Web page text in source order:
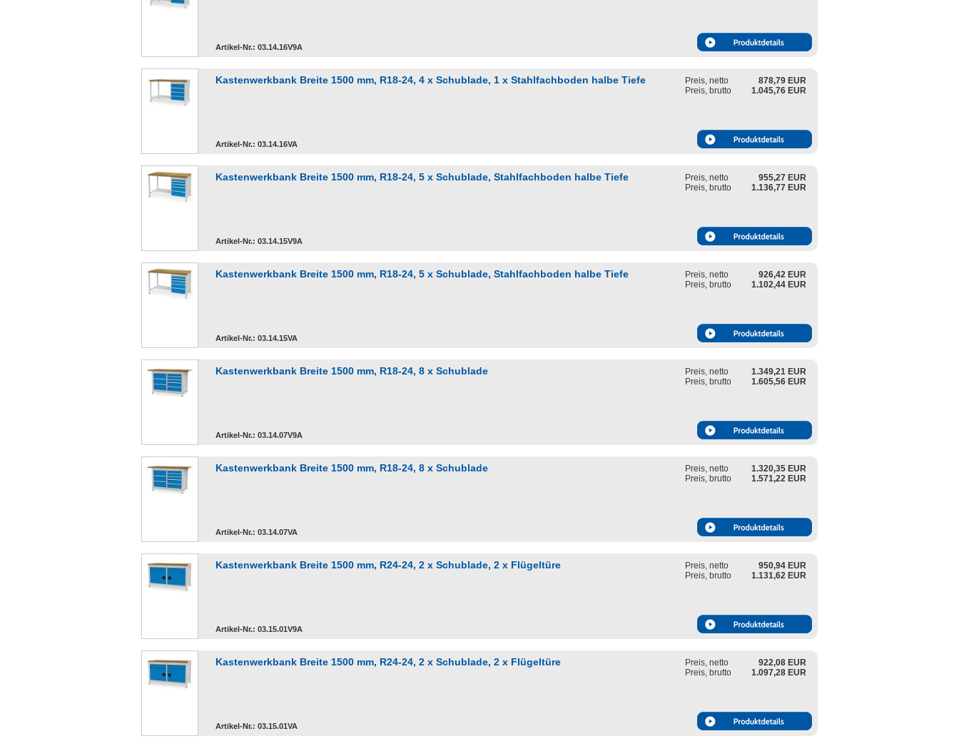
Artikel-Nr.: 03.14.16V9A
Kastenwerkbank Breite 1500 mm, R18-24, 4 x Schublade, 1 x Stahlfachboden halbe Tiefe
Artikel-Nr.: 03.14.16VA
Preis, netto
878,79 EUR
Preis, brutto
1.045,76 EUR
Kastenwerkbank Breite 1500 mm, R18-24, 5 x Schublade, Stahlfachboden halbe Tiefe
Artikel-Nr.: 03.14.15V9A
Preis, netto
955,27 EUR
Preis, brutto
1.136,77 EUR
Kastenwerkbank Breite 1500 mm, R18-24, 5 x Schublade, Stahlfachboden halbe Tiefe
Artikel-Nr.: 03.14.15VA
Preis, netto
926,42 EUR
Preis, brutto
1.102,44 EUR
Kastenwerkbank Breite 1500 mm, R18-24, 8 x Schublade
Artikel-Nr.: 03.14.07V9A
Preis, netto
1.349,21 EUR
Preis, brutto
1.605,56 EUR
Kastenwerkbank Breite 1500 mm, R18-24, 8 x Schublade
Artikel-Nr.: 03.14.07VA
Preis, netto
1.320,35 EUR
Preis, brutto
1.571,22 EUR
Kastenwerkbank Breite 1500 mm, R24-24, 2 x Schublade, 2 x Flügeltüre
Artikel-Nr.: 03.15.01V9A
Preis, netto
950,94 EUR
Preis, brutto
1.131,62 EUR
Kastenwerkbank Breite 1500 mm, R24-24, 2 x Schublade, 2 x Flügeltüre
Artikel-Nr.: 03.15.01VA
Preis, netto
922,08 EUR
Preis, brutto
1.097,28 EUR